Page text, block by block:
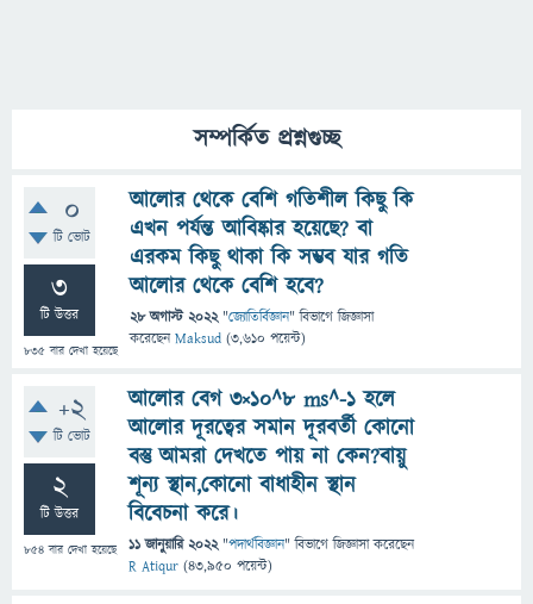
সম্পর্কিত প্রশ্নগুচ্ছ
0
টি ভোট
3
টি উত্তর
835 বার দেখা হয়েছে
আলোর থেকে বেশি গতিশীল কিছু কি
এখন পর্যন্ত আবিষ্কার হয়েছে? বা
এরকম কিছু থাকা কি সম্ভব যার গতি
আলোর থেকে বেশি হবে?
28 অগাস্ট 2022 "জ্যোতির্বিজ্ঞান" বিভাগে জিজ্ঞাসা
করেছেনMaksud (3,610 পয়েন্ট)
+2
টি ভোট
2
টি উত্তর
854 বার দেখা হয়েছে
আলোর বেগ ৩×১০^৮ ms^-1 হলে
আলোর দূরত্বের সমান দূরবর্তী কোনো
বস্তু আমরা দেখতে পায় না কেন?বায়ু
শূন্য স্থান,কোনো বাধাহীন স্থান
বিবেচনা করে।
11 জানুয়ারি 2022 "পদার্থবিজ্ঞান" বিভাগে জিজ্ঞাসাকরেছেন
R Atiqur (43,950 পয়েন্ট)